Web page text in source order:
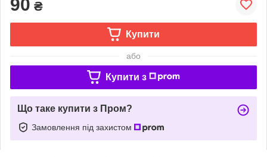
90 ₴
Купити
або
Купити з
Що таке купити з Пром?
Замовлення під захистом